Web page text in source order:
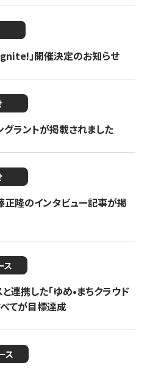
」開催決定のお知らせ
ラントが掲載されました
隆のインタビュー記事が掲
ス
連携した「ゆめ•まちクラウド
べてが目標達成
ス